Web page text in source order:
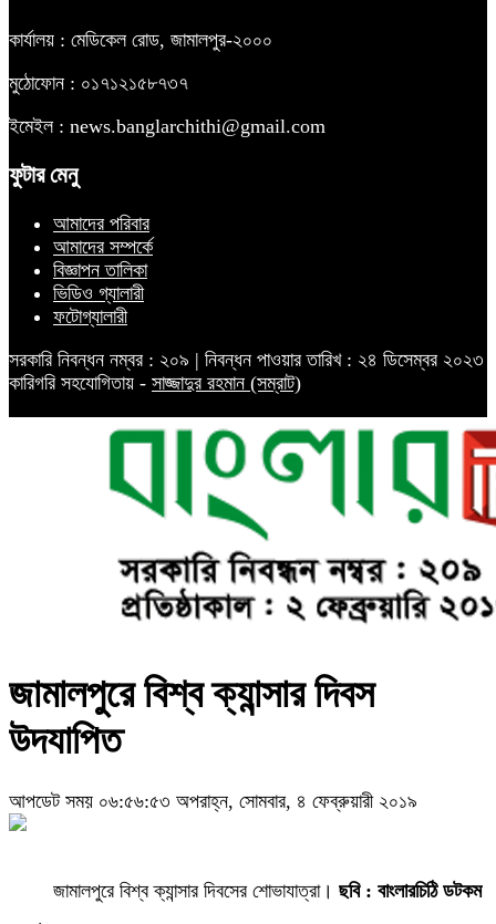
কার্যালয় : মেডিকেল রোড, জামালপুর-২০০০
মুঠোফোন : ০১৭১২১৫৮৭৩৭
ইমেইল : news.banglarchithi@gmail.com
ফুটার মেনু
আমাদের পরিবার
আমাদের সম্পর্কে
বিজ্ঞাপন তালিকা
ভিডিও গ্যালারী
ফটোগ্যালারী
সরকারি নিবন্ধন নম্বর : ২০৯ | নিবন্ধন পাওয়ার তারিখ : ২৪ ডিসেম্বর ২০২৩
কারিগরি সহযোগিতায় - সাজ্জাদুর রহমান (সম্রাট)
জামালপুরে বিশ্ব ক্যান্সার দিবস
উদযাপিত
আপডেট সময় ০৬:৫৬:৫৩ অপরাহ্ন, সোমবার, ৪ ফেব্রুয়ারী ২০১৯
জামালপুরে বিশ্ব ক্যান্সার দিবসের শোভাযাত্রা। ছবি : বাংলারচিঠি ডটকম